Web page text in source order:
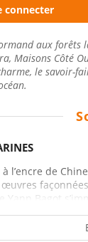
connecter
aux forêts
Maisons Côté
le savoir-
à l’encre de
Yann Bagot